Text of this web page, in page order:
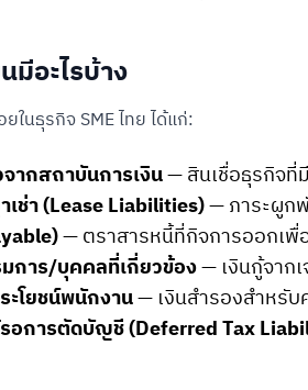
มีอะไรบ้าง
นธุรกิจ SME ไทย ได้แก่:
จากสถาบันการเงิน— สินเชื่อธุรกิจที่
ช่า (Lease Liabilities)— ภาระผูก
— ตราสารหนี้ที่กิจการออกเพื่
การ/บุคคลที่เกี่ยวข้อง— เงินกู้จาก
โยชน์พนักงาน— เงินสำรองสำหรั
อการตัดบัญชี (Deferred Tax